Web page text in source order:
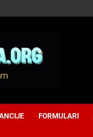
FORMULARI